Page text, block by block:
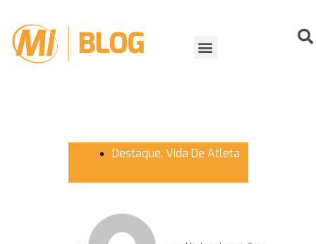
Destaque, Vida De Atleta